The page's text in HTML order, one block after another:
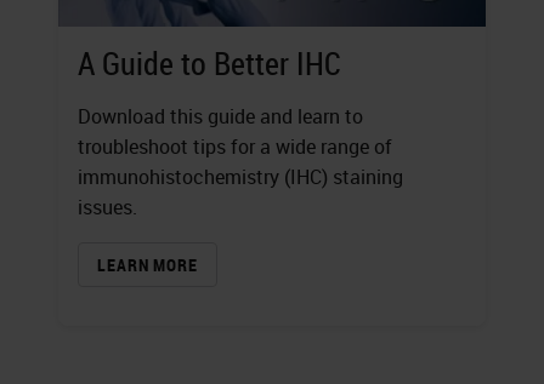
A Guide to Better IHC
Download this guide and learn to
troubleshoot tips for a wide range of
immunohistochemistry (IHC) staining
issues.
LEARN MORE